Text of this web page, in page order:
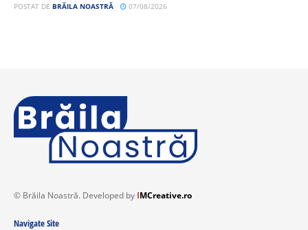
POSTAT DE BRĂILA NOASTRĂ 07/08/2026
© Brăila Noastră. Developed by IMCreative.ro
Navigate Site